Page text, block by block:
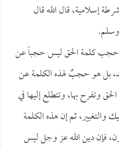
إسلامية، قال الله قال
حجب كلمة الحق ليس حجباً عن
بل هو حجبٌ لهذه الكلمة عن
وتفرح بها، وتتطلع إليها في
ثم إن هذه الكلمة
فإن دين الله عز وجل ليس